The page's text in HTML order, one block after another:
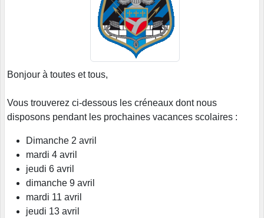
Bonjour à toutes et tous,
Vous trouverez ci-dessous les créneaux dont nous
disposons pendant les prochaines vacances scolaires :
Dimanche 2 avril
mardi 4 avril
jeudi 6 avril
dimanche 9 avril
mardi 11 avril
jeudi 13 avril